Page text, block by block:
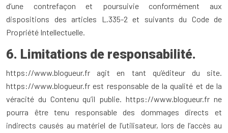
d’une contrefaçon et poursuivie conformément aux
dispositions des articles L.335-2 et suivants du Code de
Propriété Intellectuelle.
6. Limitations de responsabilité.
https://www.blogueur.fr agit en tant qu’éditeur du site.
https://www.blogueur.fr est responsable de la qualité et de la
véracité du Contenu qu’il publie. https://www.blogueur.fr ne
pourra être tenu responsable des dommages directs et
indirects causés au matériel de l’utilisateur, lors de l’accès au